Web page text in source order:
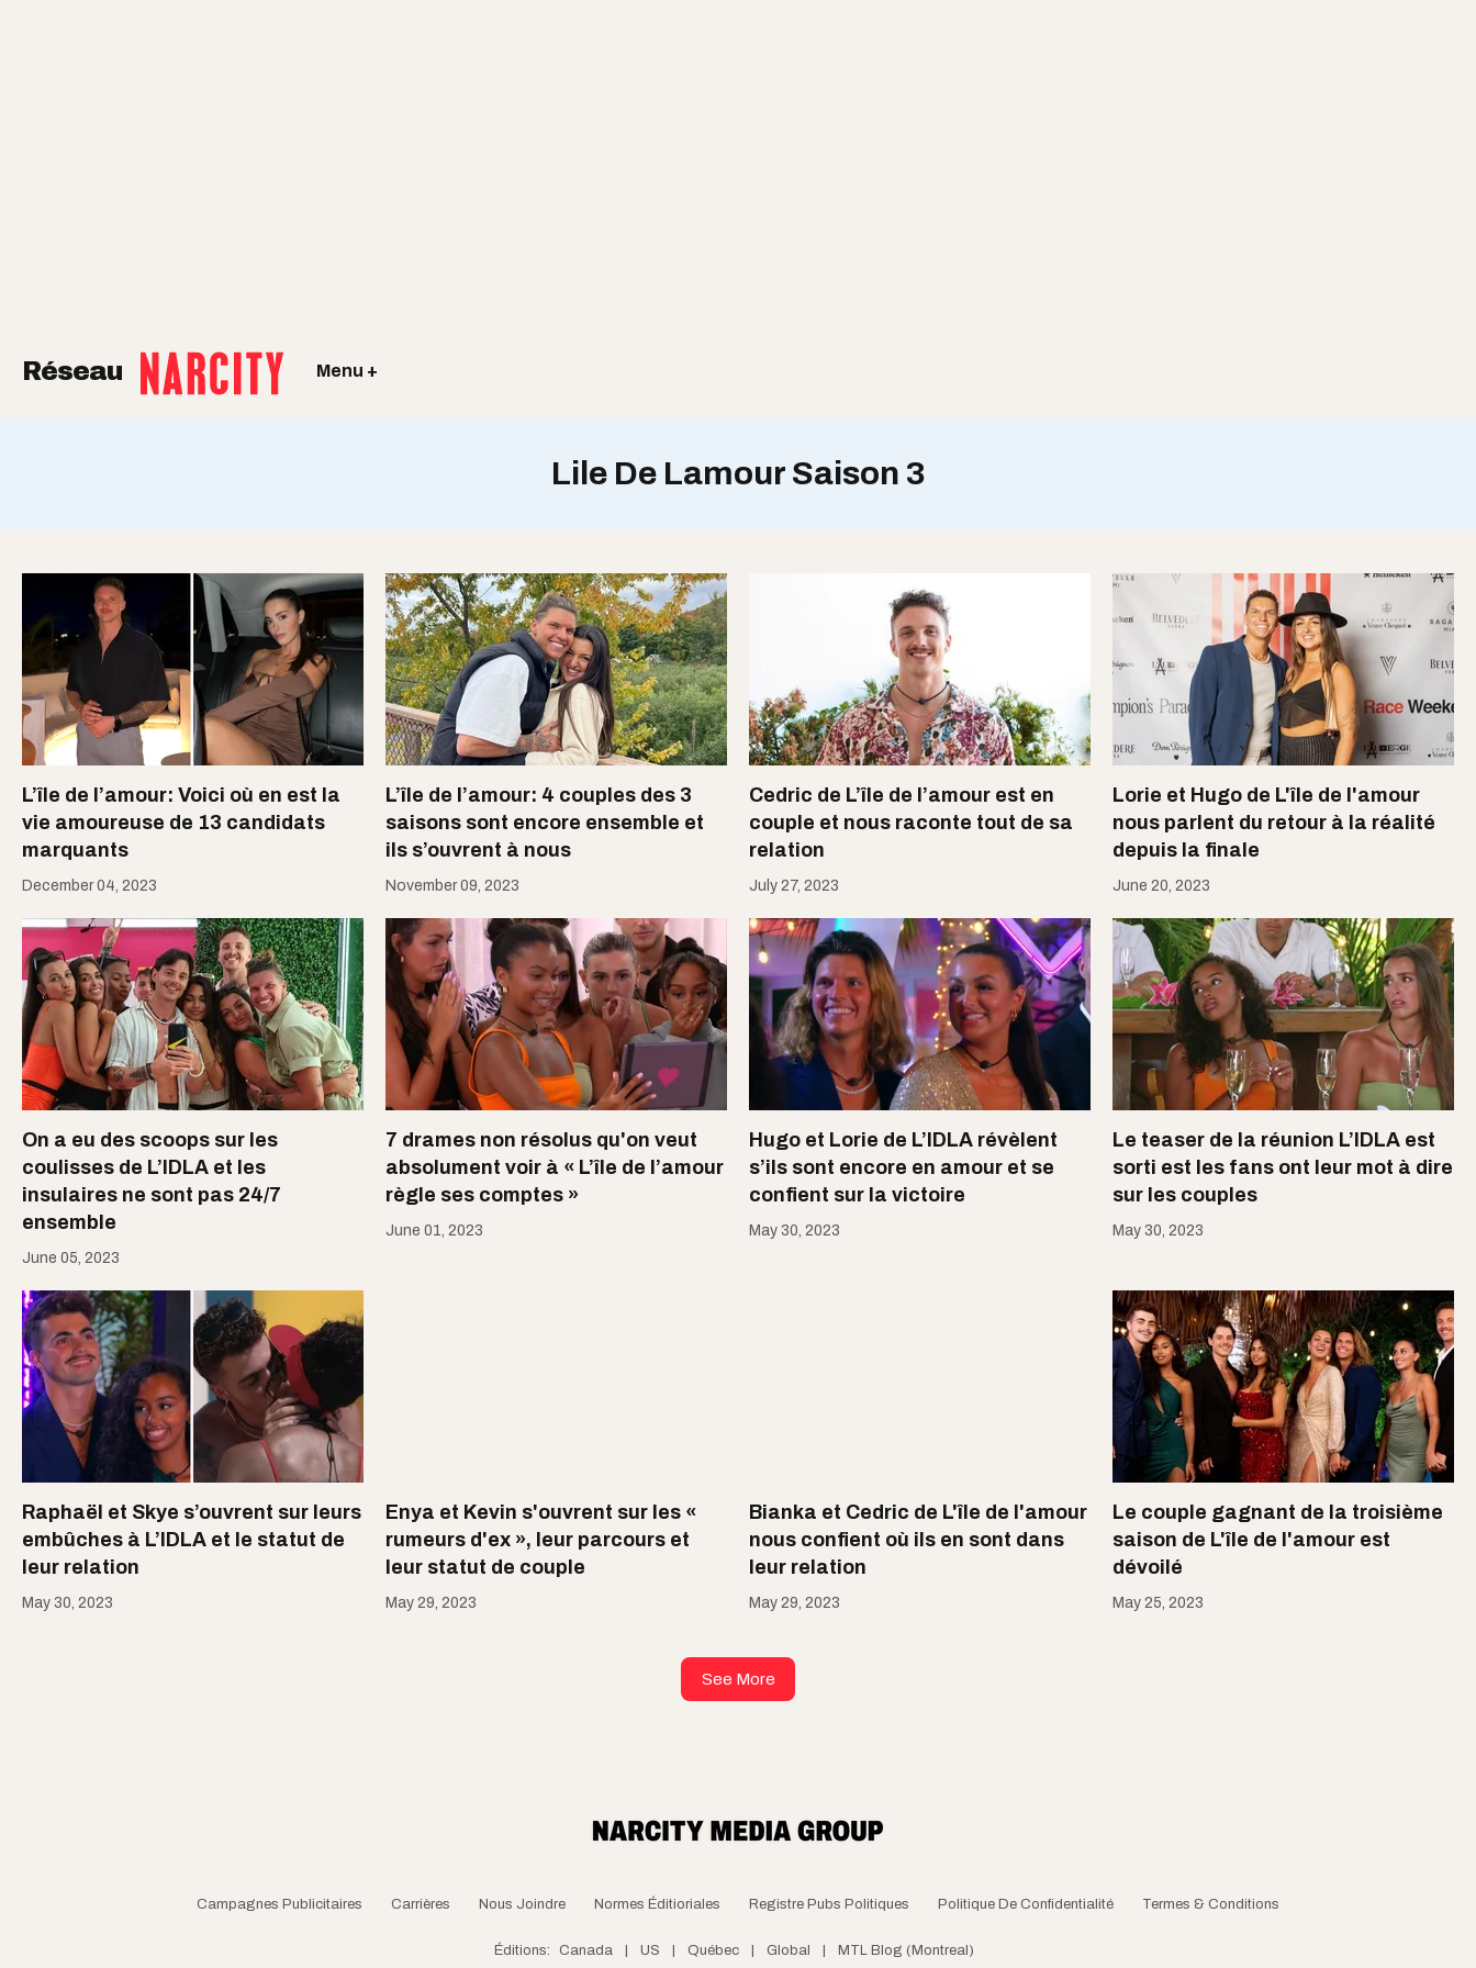
Réseau Menu +
Lile De Lamour Saison 3
L’île de l’amour: Voici où en est la
vie amoureuse de 13 candidats
marquants
December 04, 2023
L’île de l’amour: 4 couples des 3
saisons sont encore ensemble et
ils s’ouvrent à nous
November 09, 2023
Cedric de L’île de l’amour est en
couple et nous raconte tout de sa
relation
July 27, 2023
Lorie et Hugo de L'île de l'amour
nous parlent du retour à la réalité
depuis la finale
June 20, 2023
On a eu des scoops sur les
coulisses de L’IDLA et les
insulaires ne sont pas 24/7
ensemble
June 05, 2023
7 drames non résolus qu'on veut
absolument voir à « L’île de l’amour
règle ses comptes »
June 01, 2023
Hugo et Lorie de L’IDLA révèlent
s’ils sont encore en amour et se
confient sur la victoire
May 30, 2023
Le teaser de la réunion L’IDLA est
sorti est les fans ont leur mot à dire
sur les couples
May 30, 2023
Raphaël et Skye s’ouvrent sur leurs
embûches à L’IDLA et le statut de
leur relation
May 30, 2023
Enya et Kevin s'ouvrent sur les «
rumeurs d'ex », leur parcours et
leur statut de couple
May 29, 2023
Bianka et Cedric de L'île de l'amour
nous confient où ils en sont dans
leur relation
May 29, 2023
Le couple gagnant de la troisième
saison de L'île de l'amour est
dévoilé
May 25, 2023
See More
Campagnes Publicitaires Carrières Nous Joindre Normes Éditioriales Registre Pubs Politiques Politique De Confidentialité Termes & Conditions
Éditions: Canada | US | Québec | Global | MTL Blog (Montreal)